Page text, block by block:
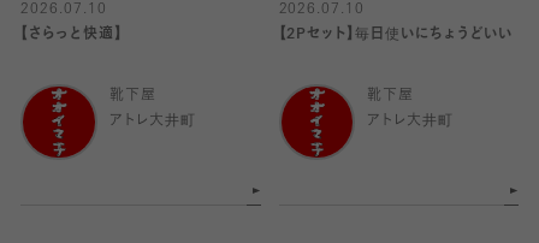
2026.07.10
【さらっと快適】
靴下屋
アトレ大井町
2026.07.10
【2Pセット】毎日使いにちょうどいい
靴下屋
アトレ大井町